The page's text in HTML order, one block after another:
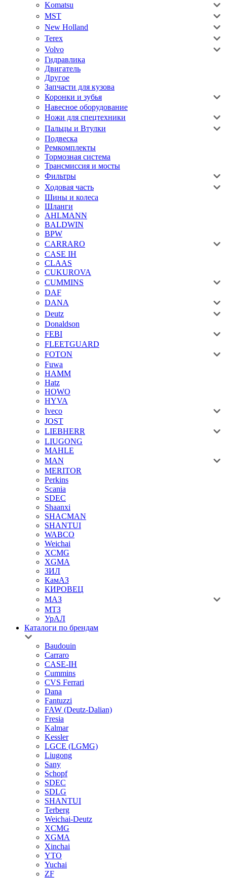
Komatsu
MST
New Holland
Terex
Volvo
Гидравлика
Двигатель
Другое
Запчасти для кузова
Коронки и зубья
Навесное оборудование
Ножи для спецтехники
Пальцы и Втулки
Подвеска
Ремкомплекты
Тормозная система
Трансмиссия и мосты
Фильтры
Ходовая часть
Шины и колеса
Шланги
AHLMANN
BALDWIN
BPW
CARRARO
CASE IH
CLAAS
CUKUROVA
CUMMINS
DAF
DANA
Deutz
Donaldson
FEBI
FLEETGUARD
FOTON
Fuwa
HAMM
Hatz
HOWO
HYVA
Iveco
JOST
LIEBHERR
LIUGONG
MAHLE
MAN
MERITOR
Perkins
Scania
SDEC
Shaanxi
SHACMAN
SHANTUI
WABCO
Weichai
XCMG
XGMA
ЗИЛ
КамАЗ
КИРОВЕЦ
МАЗ
МТЗ
УрАЛ
Каталоги по брендам
Baudouin
Carraro
CASE-IH
Cummins
CVS Ferrari
Dana
Fantuzzi
FAW (Deutz-Dalian)
Fresia
Kalmar
Kessler
LGCE (LGMG)
Liugong
Sany
Schopf
SDEC
SDLG
SHANTUI
Terberg
Weichai-Deutz
XCMG
XGMA
Xinchai
YTO
Yuchai
ZF